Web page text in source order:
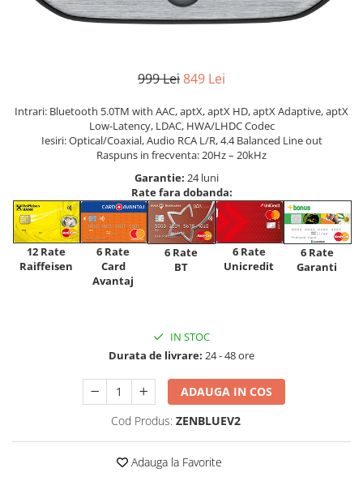
999 Lei849 Lei
Intrari: Bluetooth 5.0TM with AAC, aptX, aptX HD, aptX Adaptive, aptX
Low-Latency, LDAC, HWA/LHDC Codec
Iesiri: Optical/Coaxial, Audio RCA L/R, 4.4 Balanced Line out
Raspuns in frecventa: 20Hz – 20kHz
Garantie: 24 luni
Rate fara dobanda:
12 Rate
Raiffeisen
6 Rate
Card
Avantaj
6 Rate
BT
6 Rate
Unicredit
6 Rate
Garanti
IN STOC
Durata de livrare: 24 - 48 ore
ADAUGA IN COS
Cod Produs: ZENBLUEV2
Adauga la Favorite